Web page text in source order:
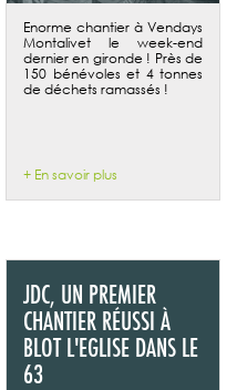
Enorme chantier à Vendays
Montalivet le week-end
dernier en gironde ! Près de
150 bénévoles et 4 tonnes
de déchets ramassés !
+ En savoir plus
JDC, UN PREMIER
CHANTIER RÉUSSI À
BLOT L'EGLISE DANS LE
63